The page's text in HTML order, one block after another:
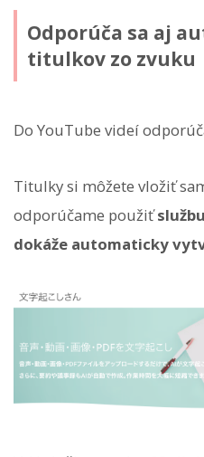
Odporúča sa aj
titulkov zo zvuku
Do YouTube videí
Titulky si môžete vložiť
odporúčame použiť
dokáže automaticky